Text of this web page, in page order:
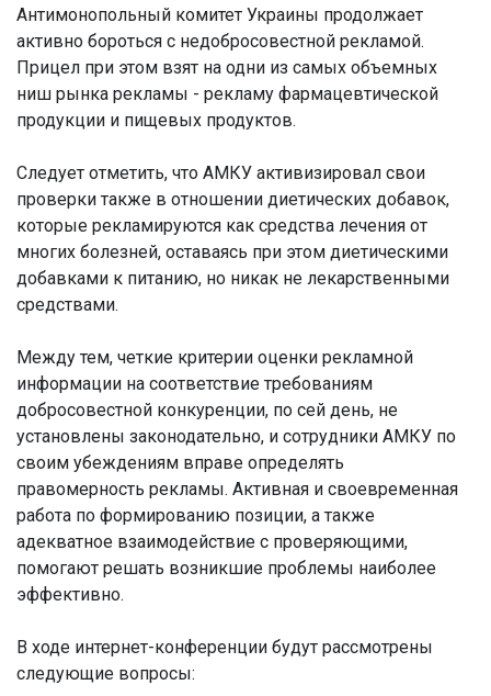
Антимонопольный комитет Украины продолжает
активно бороться с недобросовестной рекламой.
Прицел при этом взят на одни из самых объемных
ниш рынка рекламы - рекламу фармацевтической
продукции и пищевых продуктов.
Следует отметить, что АМКУ активизировал свои
проверки также в отношении диетических добавок,
которые рекламируются как средства лечения от
многих болезней, оставаясь при этом диетическими
добавками к питанию, но никак не лекарственными
средствами.
Между тем, четкие критерии оценки рекламной
информации на соответствие требованиям
добросовестной конкуренции, по сей день, не
установлены законодательно, и сотрудники АМКУ по
своим убеждениям вправе определять
правомерность рекламы. Активная и своевременная
работа по формированию позиции, а также
адекватное взаимодействие с проверяющими,
помогают решать возникшие проблемы наиболее
эффективно.
В ходе интернет-конференции будут рассмотрены
следующие вопросы: